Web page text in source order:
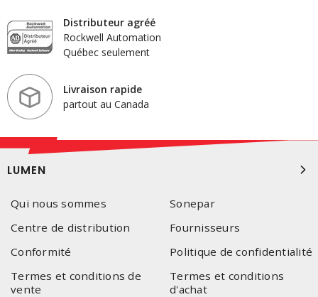
Distributeur agréé
Rockwell Automation
Québec seulement
Livraison rapide
partout au Canada
LUMEN
Qui nous sommes
Sonepar
Centre de distribution
Fournisseurs
Conformité
Politique de confidentialité
Termes et conditions de
vente
Termes et conditions
d'achat